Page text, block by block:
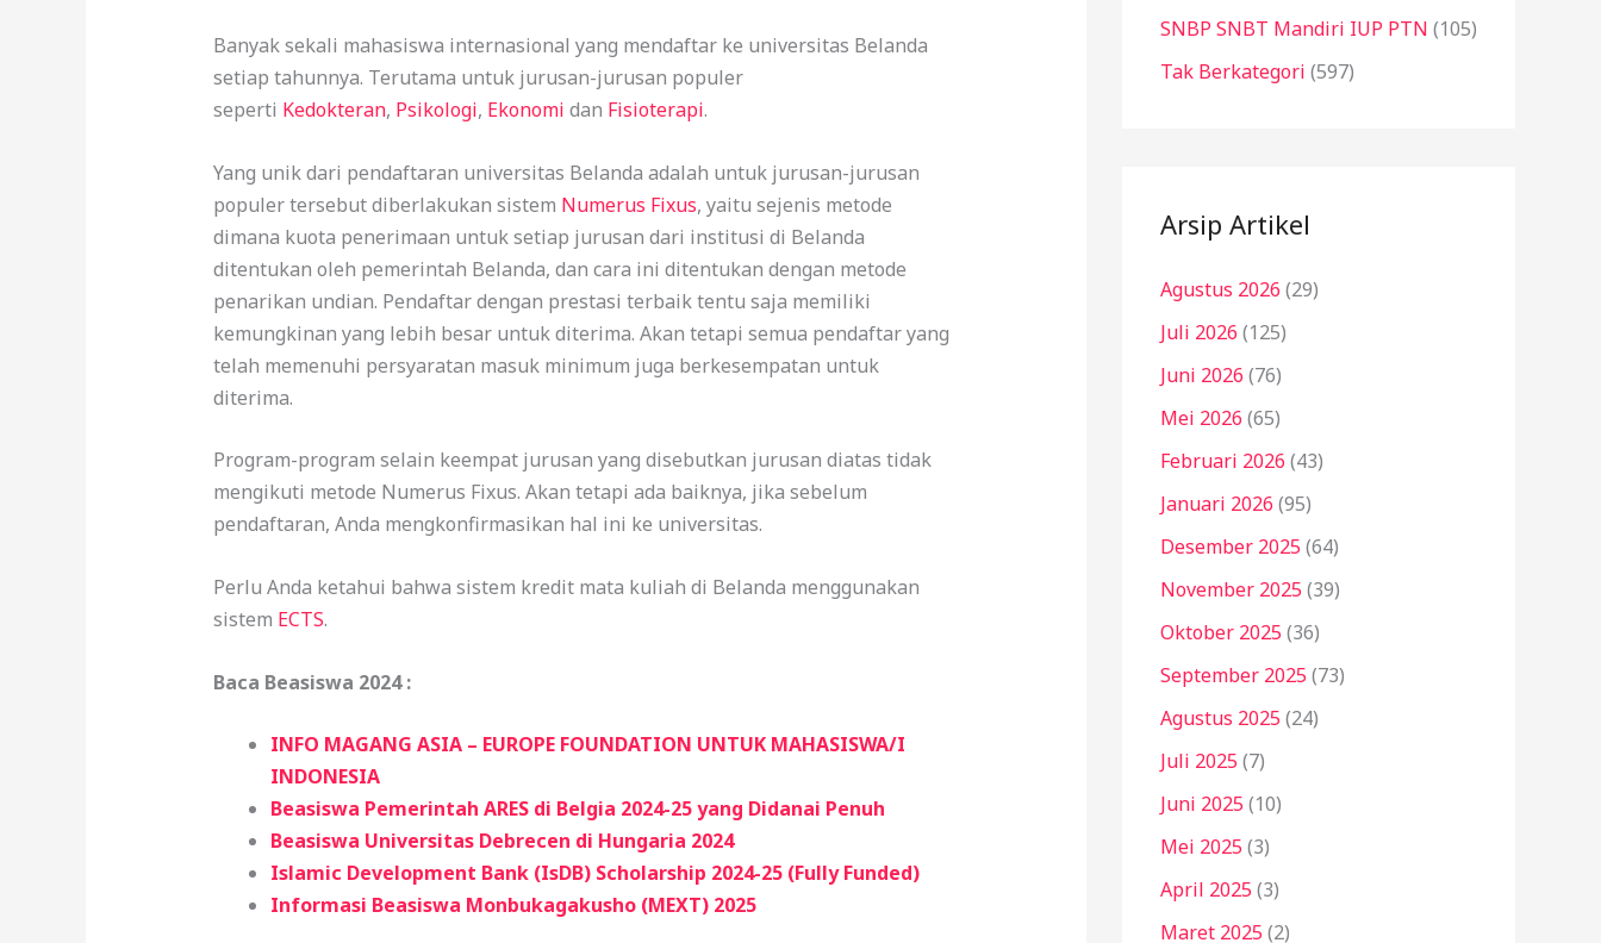
Banyak sekali mahasiswa internasional yang mendaftar ke universitas Belanda
setiap tahunnya. Terutama untuk jurusan-jurusan populer
seperti Kedokteran, Psikologi, Ekonomi dan Fisioterapi.
Yang unik dari pendaftaran universitas Belanda adalah untuk jurusan-jurusan
populer tersebut diberlakukan sistem Numerus Fixus, yaitu sejenis metode
dimana kuota penerimaan untuk setiap jurusan dari institusi di Belanda
ditentukan oleh pemerintah Belanda, dan cara ini ditentukan dengan metode
penarikan undian. Pendaftar dengan prestasi terbaik tentu saja memiliki
kemungkinan yang lebih besar untuk diterima. Akan tetapi semua pendaftar yang
telah memenuhi persyaratan masuk minimum juga berkesempatan untuk
diterima.
Program-program selain keempat jurusan yang disebutkan jurusan diatas tidak
mengikuti metode Numerus Fixus. Akan tetapi ada baiknya, jika sebelum
pendaftaran, Anda mengkonfirmasikan hal ini ke universitas.
Perlu Anda ketahui bahwa sistem kredit mata kuliah di Belanda menggunakan
sistem ECTS.
Baca Beasiswa 2024 :
INFO MAGANG ASIA – EUROPE FOUNDATION UNTUK MAHASISWA/I
INDONESIA
Beasiswa Pemerintah ARES di Belgia 2024-25 yang Didanai Penuh
Beasiswa Universitas Debrecen di Hungaria 2024
Islamic Development Bank (IsDB) Scholarship 2024-25 (Fully Funded)
Informasi Beasiswa Monbukagakusho (MEXT) 2025
SNBP SNBT Mandiri IUP PTN (105)
Tak Berkategori (597)
Arsip Artikel
Agustus 2026 (29)
Juli 2026 (125)
Juni 2026 (76)
Mei 2026 (65)
Februari 2026 (43)
Januari 2026 (95)
Desember 2025 (64)
November 2025 (39)
Oktober 2025 (36)
September 2025 (73)
Agustus 2025 (24)
Juli 2025 (7)
Juni 2025 (10)
Mei 2025 (3)
April 2025 (3)
Maret 2025 (2)